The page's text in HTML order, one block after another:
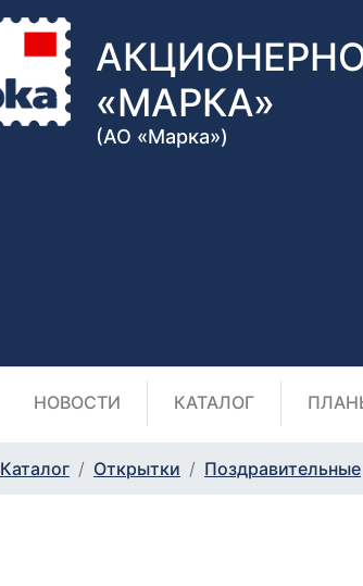
«МАРКА»
(АО «Марка»)
НОВОСТИ КАТАЛОГ
Каталог Открытки Поздравительные